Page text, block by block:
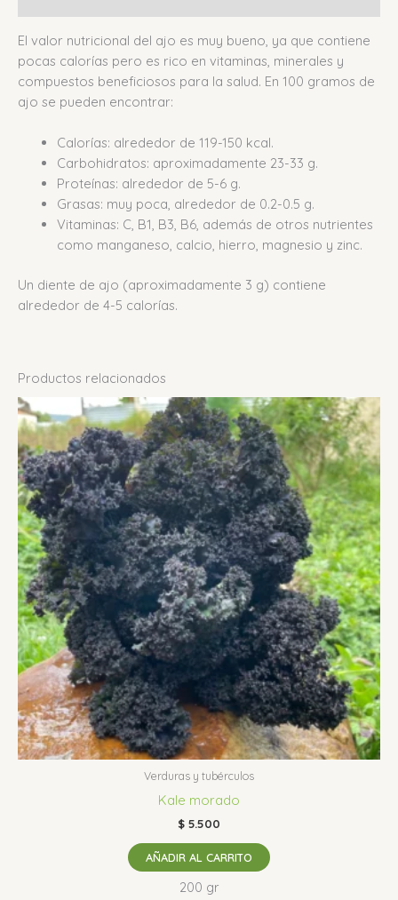
El valor nutricional del ajo es muy bueno, ya que contiene
pocas calorías pero es rico en vitaminas, minerales y
compuestos beneficiosos para la salud. En 100 gramos de
ajo se pueden encontrar:
Calorías: alrededor de 119-150 kcal.
Carbohidratos: aproximadamente 23-33 g.
Proteínas: alrededor de 5-6 g.
Grasas: muy poca, alrededor de 0.2-0.5 g.
Vitaminas: C, B1, B3, B6, además de otros nutrientes
como manganeso, calcio, hierro, magnesio y zinc.
Un diente de ajo (aproximadamente 3 g) contiene
alrededor de 4-5 calorías.
Productos relacionados
Verduras y tubérculos
Kale morado
$ 5.500
AÑADIR AL CARRITO
200 gr